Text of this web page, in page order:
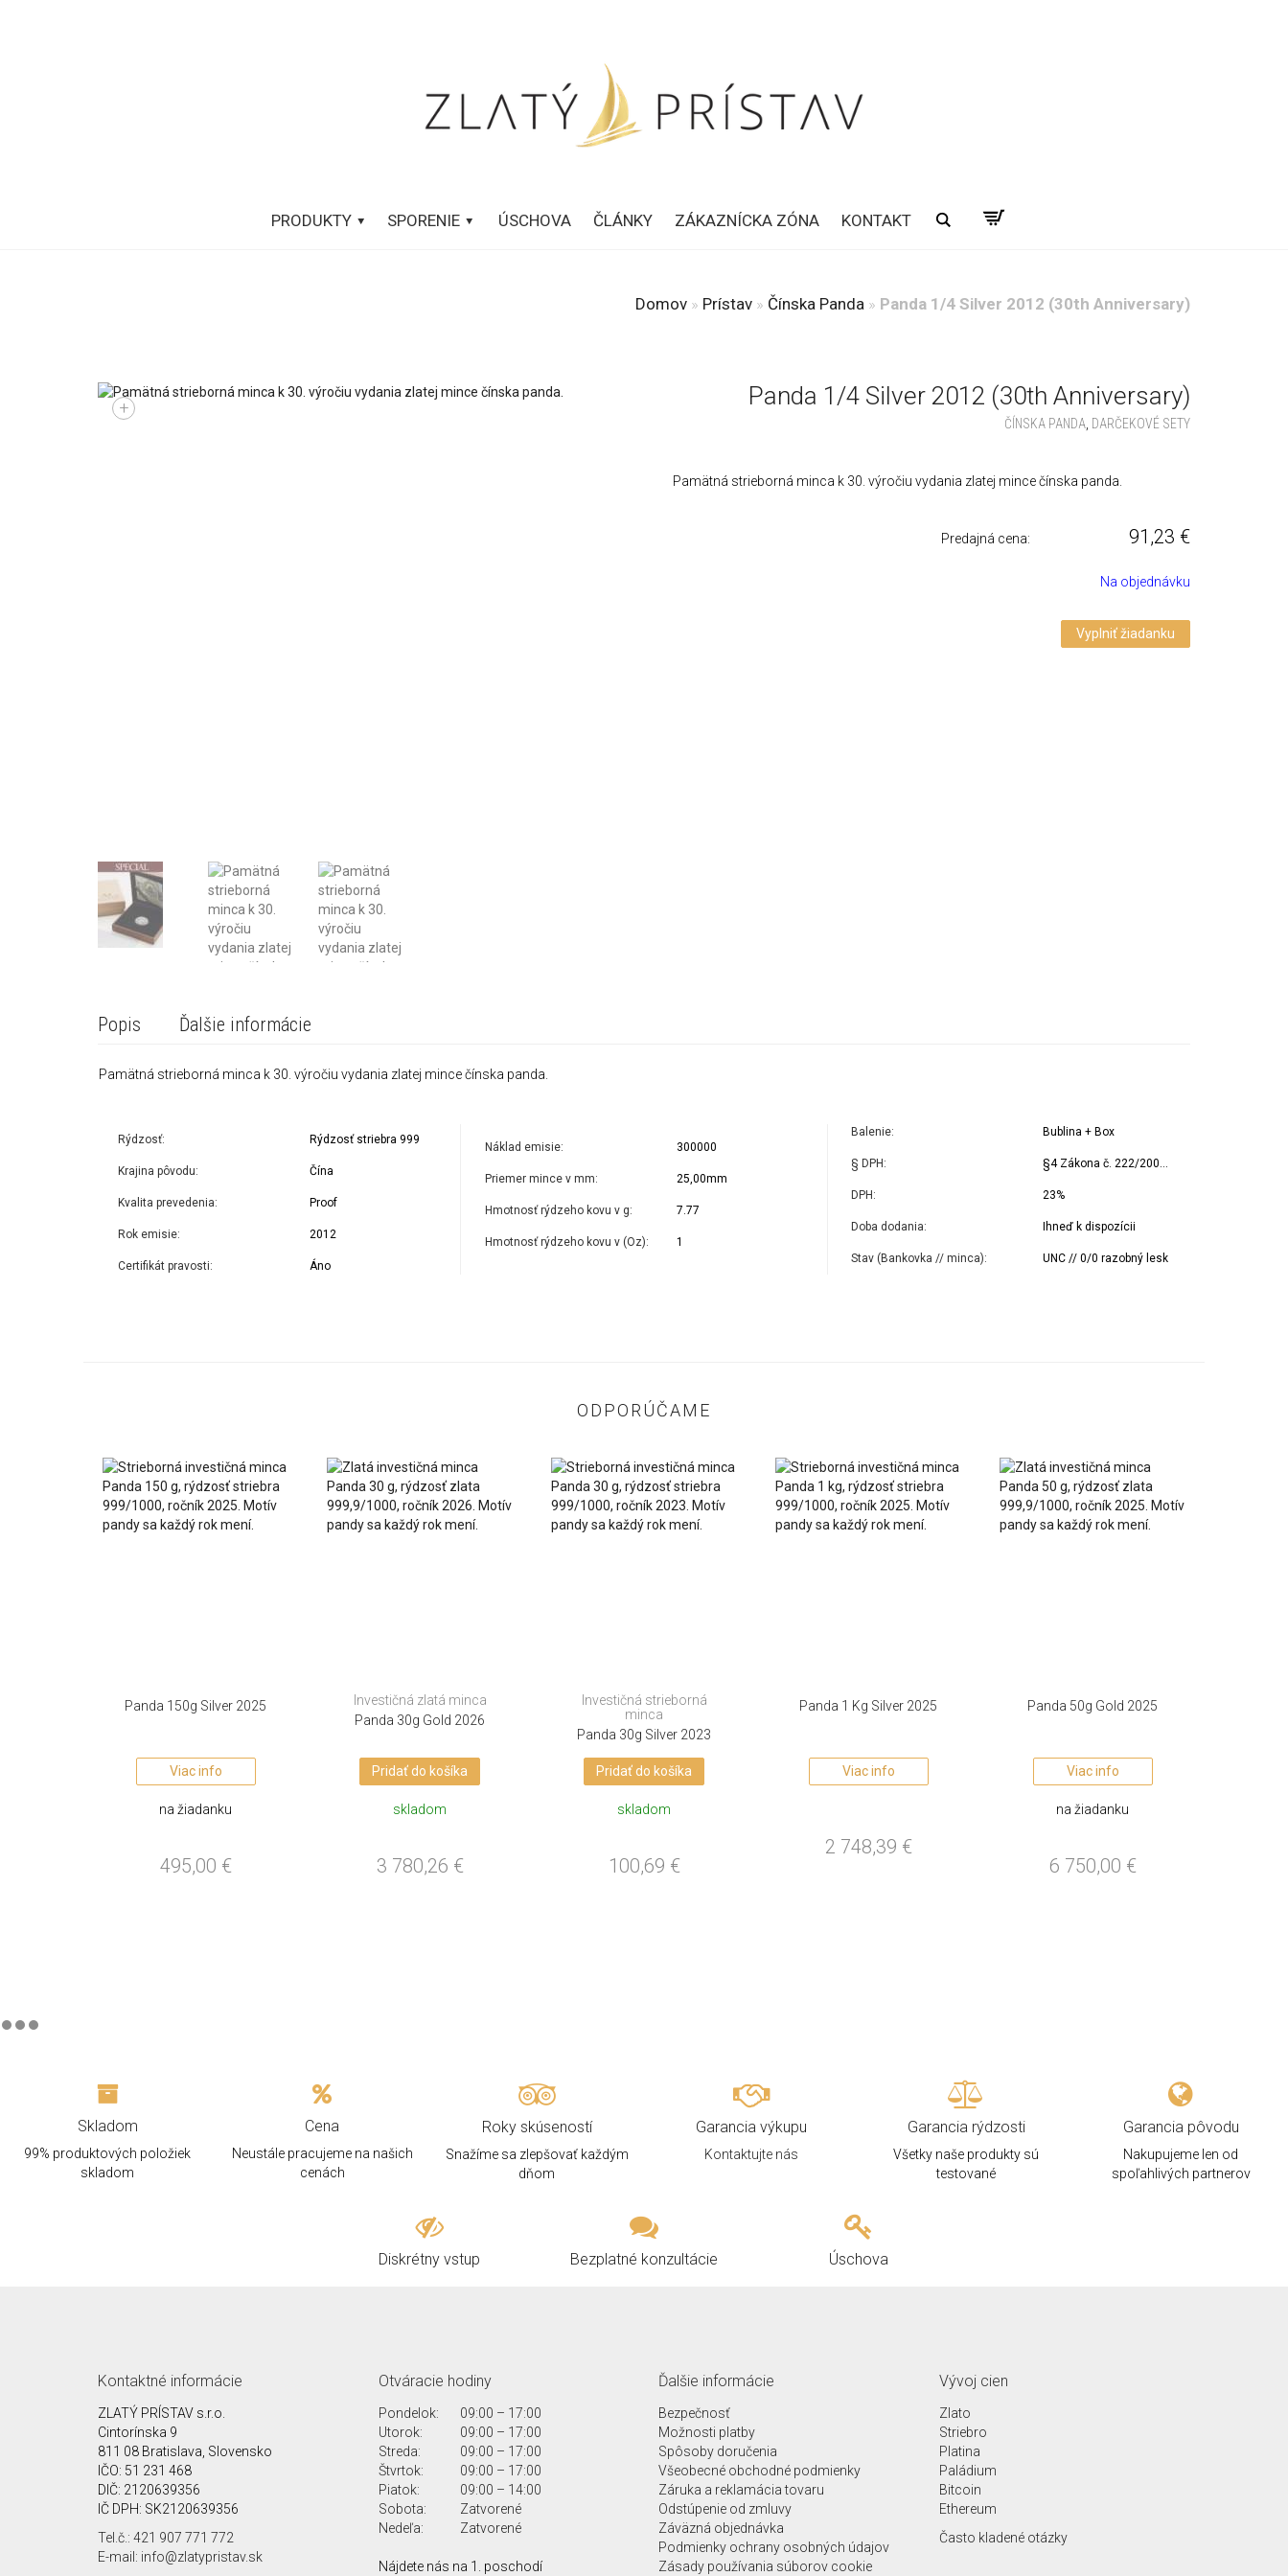
PRODUKTY SPORENIE ÚSCHOVA ČLÁNKY ZÁKAZNÍCKA ZÓNA KONTAKT Hľadať
Domov » Prístav » Čínska Panda » Panda 1/4 Silver 2012 (30th Anniversary)
+ Panda 1/4 Silver 2012 (30th Anniversary)
ČÍNSKA PANDA DARČEKOVÉ SETY
Pamätná strieborná minca k 30. výročiu vydania zlatej mince čínska panda.
Predajná cena: 91,23 €
Na objednávku
Vyplniť žiadanku
Popis Ďalšie informácie
Pamätná strieborná minca k 30. výročiu vydania zlatej mince čínska panda.
Rýdzosť: Rýdzosť striebra 999
Krajina pôvodu: Čína
Kvalita prevedenia: Proof
Rok emisie: 2012
Certifikát pravosti: Áno
Náklad emisie: 300000
Priemer mince v mm: 25,00mm
Hmotnosť rýdzeho kovu v g: 7.77
Hmotnosť rýdzeho kovu v (Oz): 1
Balenie: Bublina + Box
§ DPH: §4 Zákona č. 222/2004 Z.z. o DPH
DPH: 23%
Doba dodania: Ihneď k dispozícii
Stav (Bankovka // minca): UNC // 0/0 razobný lesk
ODPORÚČAME
Panda 150g Silver 2025
Viac info
na žiadanku
495,00 €
Investičná zlatá minca
Panda 30g Gold 2026
Pridať do košíka
skladom
3 780,26 €
Investičná strieborná
minca
Panda 30g Silver 2023
Pridať do košíka
skladom
100,69 €
Panda 1 Kg Silver 2025
Viac info
2 748,39 €
Panda 50g Gold 2025
Viac info
na žiadanku
6 750,00 €
Skladom
99% produktových položiek
skladom
Cena
Neustále pracujeme na našich
cenách
Roky skúseností
Snažíme sa zlepšovať každým
dňom
Garancia výkupu
Kontaktujte nás
Garancia rýdzosti
Všetky naše produkty sú
testované
Garancia pôvodu
Nakupujeme len od
spoľahlivých partnerov
Diskrétny vstup Bezplatné konzultácie Úschova
Kontaktné informácie
ZLATÝ PRÍSTAV s.r.o.
Cintorínska 9
811 08 Bratislava, Slovensko
IČO: 51 231 468
DIČ: 2120639356
IČ DPH: SK2120639356
Tel.č.: 421 907 771 772
E-mail: info@zlatypristav.sk
Otváracie hodiny
Pondelok:
09:00 – 17:00
Utorok:
09:00 – 17:00
Streda:
09:00 – 17:00
Štvrtok:
09:00 – 17:00
Piatok:
09:00 – 14:00
Sobota:
Zatvorené
Nedeľa:
Zatvorené
Nájdete nás na 1. poschodí
Ďalšie informácie
Bezpečnosť
Možnosti platby
Spôsoby doručenia
Všeobecné obchodné podmienky
Záruka a reklamácia tovaru
Odstúpenie od zmluvy
Záväzná objednávka
Podmienky ochrany osobných údajov
Zásady používania súborov cookie
Vývoj cien
Zlato
Striebro
Platina
Paládium
Bitcoin
Ethereum
Často kladené otázky